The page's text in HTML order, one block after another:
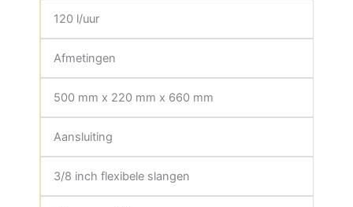
120 l/uur
Afmetingen
500 mm x 220 mm x 660 mm
Aansluiting
3/8 inch flexibele slangen